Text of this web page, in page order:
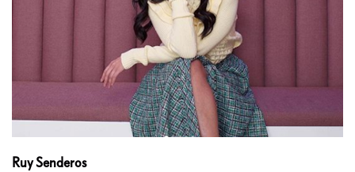
Ruy Senderos